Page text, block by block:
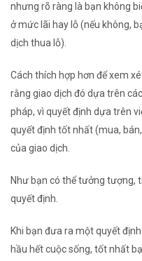
nhưng rõ ràng là bạn không
ở mức lãi hay lỗ (nếu không,
dịch thua lỗ).
Cách thích hợp hơn để xem
rằng giao dịch đó dựa trên
pháp, vì quyết định dựa trên
quyết định tốt nhất (mua,
của giao dịch.
Như bạn có thể tưởng tượng,
quyết định.
Khi bạn đưa ra một quyết
hầu hết cuộc sống, tốt nhất